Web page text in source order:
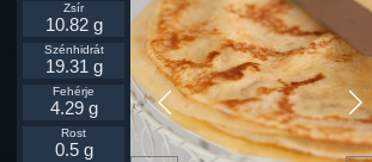
Zsír
10.82 g
Szénhidrát
19.31 g
Fehérje
4.29 g
Rost
0.5 g